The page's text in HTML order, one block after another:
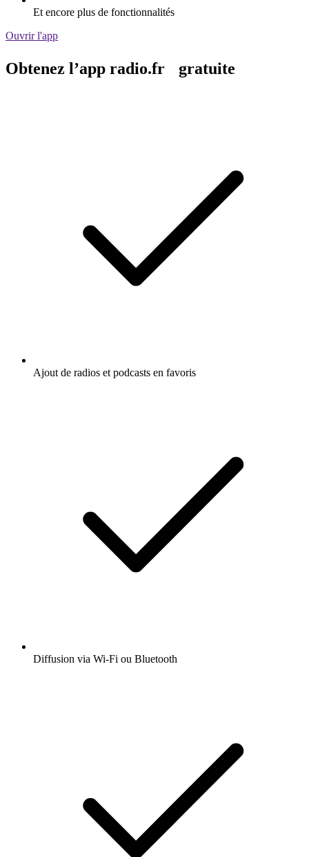
Et encore plus de fonctionnalités
Ouvrir l'app
Obtenez l’app radio.fr gratuite
Ajout de radios et podcasts en favoris
Diffusion via Wi-Fi ou Bluetooth